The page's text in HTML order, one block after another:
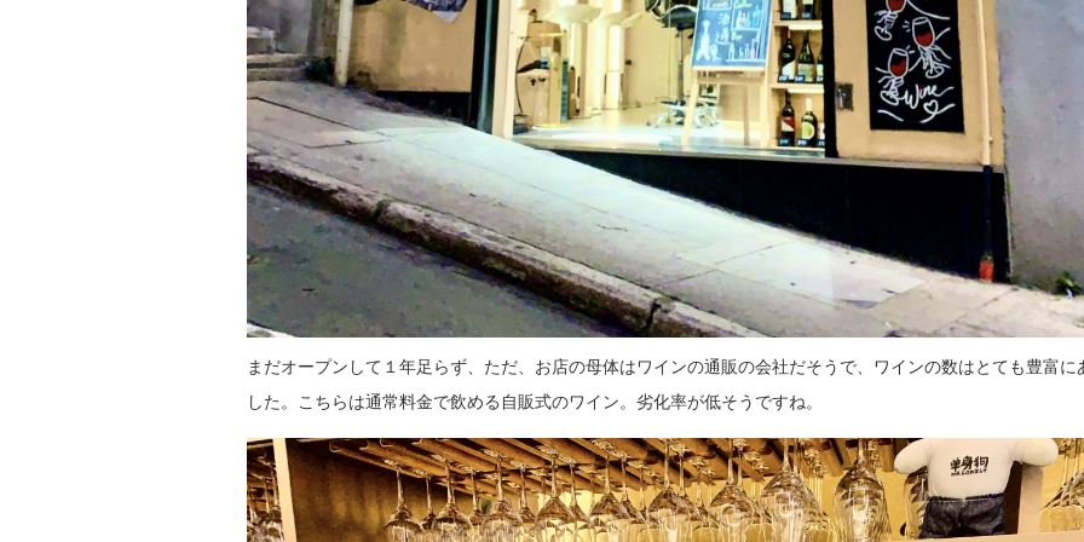
まだオープンして１年足らず、ただ、お店の母体はワインの通販の会社だそうで、ワインの数はとても豊富に
した。こちらは通常料金で飲める自販式のワイン。劣化率が低そうですね。